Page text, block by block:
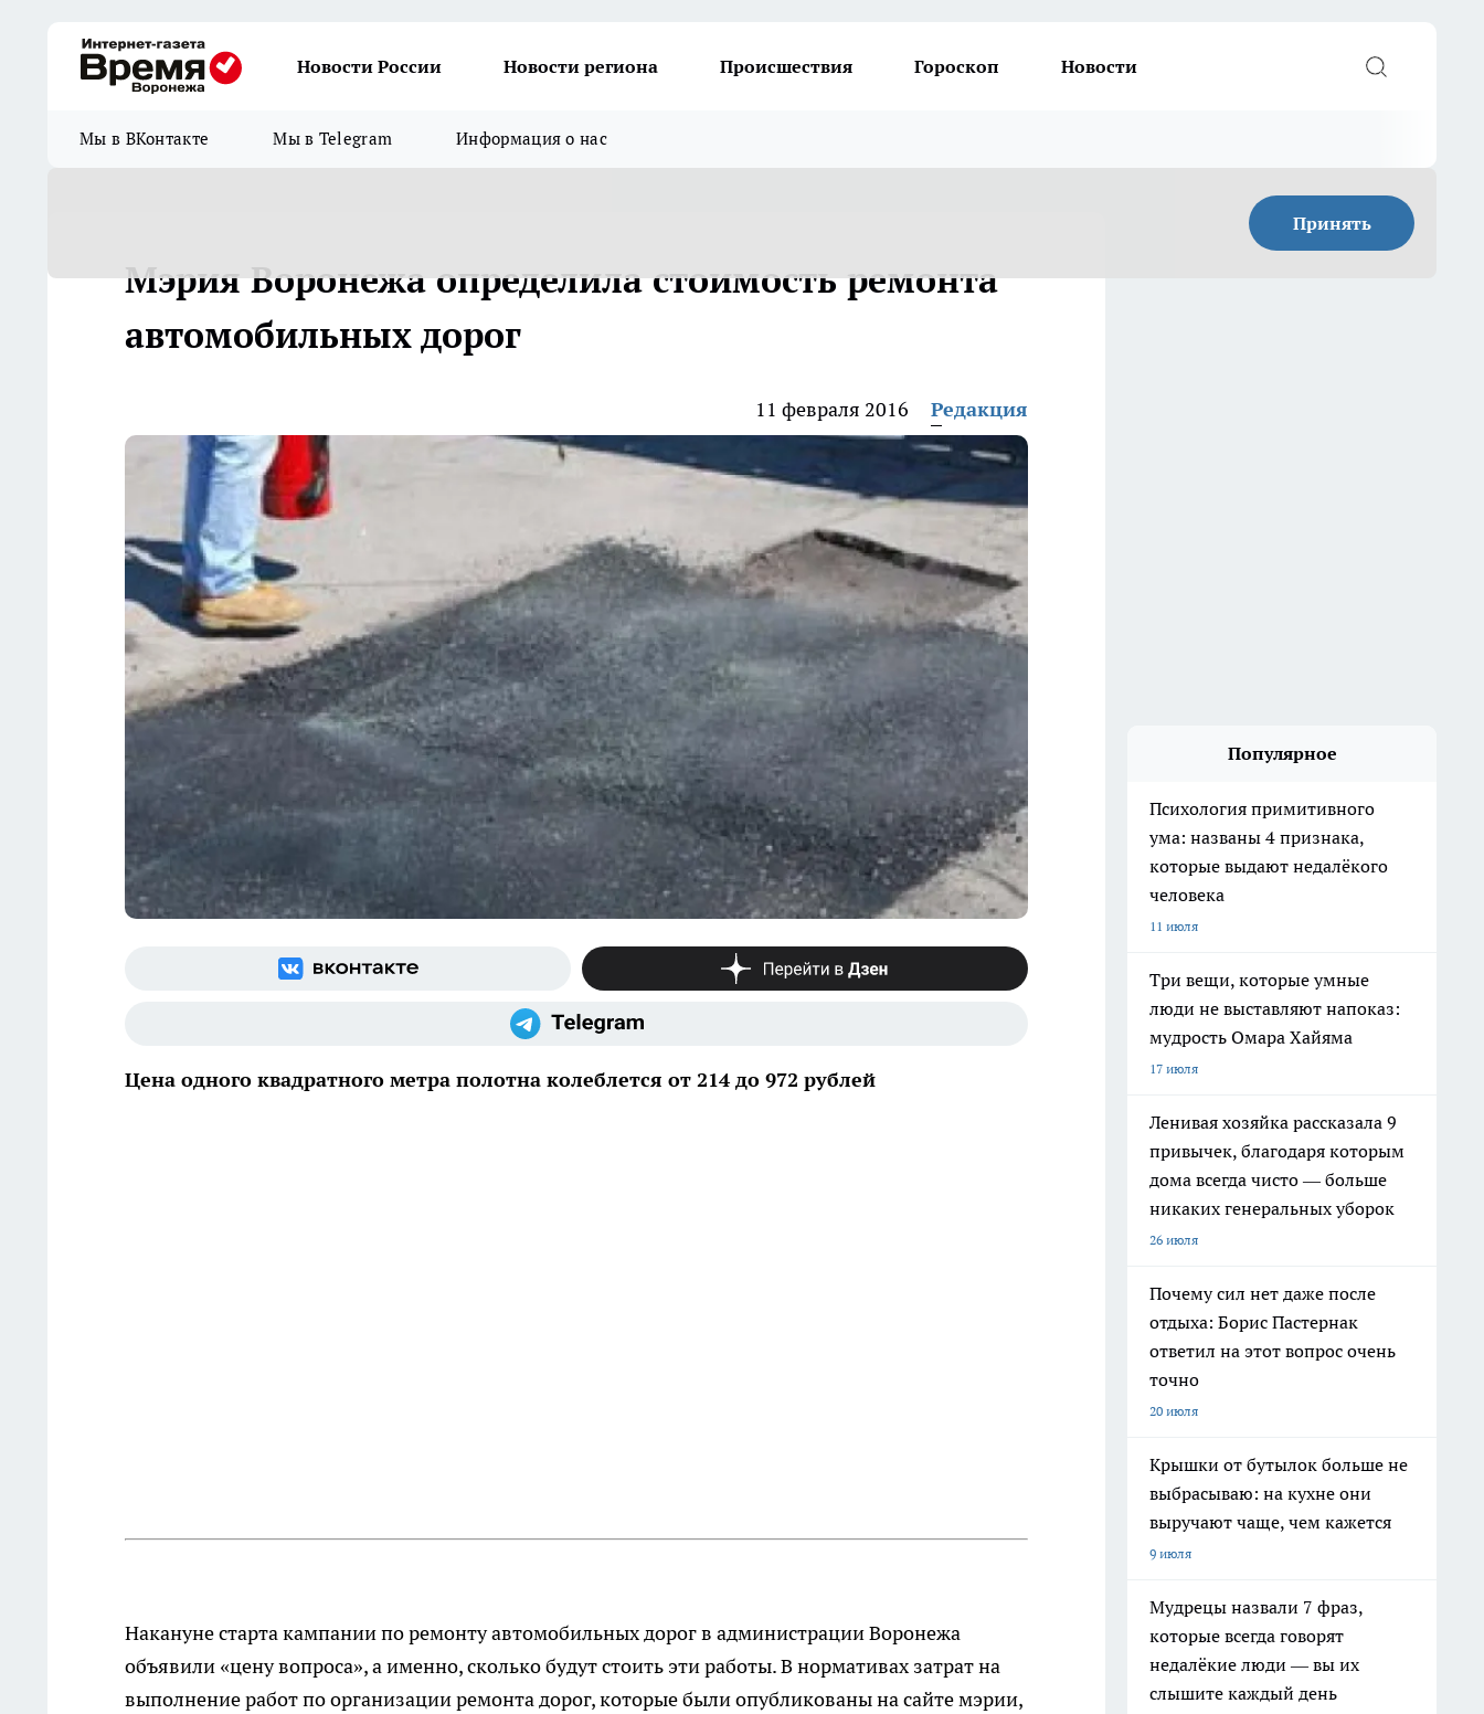
Новости России Новости региона Происшествия Гороскоп Новости
Мы в ВКонтакте Мы в Telegram Информация о нас
Принять
Мэрия Воронежа определила стоимость ремонта
автомобильных дорог
11 февраля 2016 Редакция
Цена одного квадратного метра полотна колеблется от 214 до 972 рублей
Накануне старта кампании по ремонту автомобильных дорог в администрации Воронежа
объявили «цену вопроса», а именно, сколько будут стоить эти работы. В нормативах затрат на
выполнение работ по организации ремонта дорог, которые были опубликованы на сайте мэрии,
Популярное
Психология примитивного
ума: названы 4 признака,
которые выдают недалёкого
человека
11 июля
Три вещи, которые умные
люди не выставляют напоказ:
мудрость Омара Хайяма
17 июля
Ленивая хозяйка рассказала 9
привычек, благодаря которым
дома всегда чисто — больше
никаких генеральных уборок
26 июля
Почему сил нет даже после
отдыха: Борис Пастернак
ответил на этот вопрос очень
точно
20 июля
Крышки от бутылок больше не
выбрасываю: на кухне они
выручают чаще, чем кажется
9 июля
Мудрецы назвали 7 фраз,
которые всегда говорят
недалёкие люди — вы их
слышите каждый день